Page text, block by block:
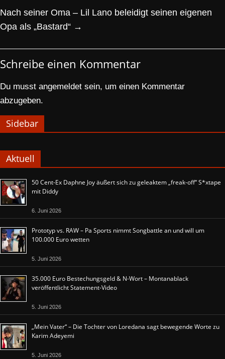
Nach seiner Oma – Lil Lano beleidigt seinen eigenen
Opa als „Bastard“ →
Schreibe einen Kommentar
Du musst angemeldet sein, um einen Kommentar
abzugeben.
Sidebar
Aktuell
50 Cent-Ex Daphne Joy äußert sich zu geleaktem „freak-off“ S*xtape
mit Diddy
6. Juni 2026
Prototyp vs. RAW – Pa Sports nimmt Songbattle an und will um
100.000 Euro wetten
5. Juni 2026
35.000 Euro Bestechungsgeld & N-Wort – Montanablack
veröffentlicht Statement-Video
5. Juni 2026
„Mein Vater“ – Die Tochter von Loredana sagt bewegende Worte zu
Karim Adeyemi
5. Juni 2026